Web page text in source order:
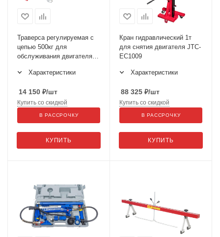
Траверса регулируемая с
цепью 500кг для
обслуживания двигателя
Характеристики
14 150 ₽/шт
КУПИТЬ
Купить со скидкой
В РАССРОЧКУ
Кран гидравлический 1т
для снятия двигателя JTC-
EC1009
Характеристики
88 325 ₽/шт
КУПИТЬ
Купить со скидкой
В РАССРОЧКУ